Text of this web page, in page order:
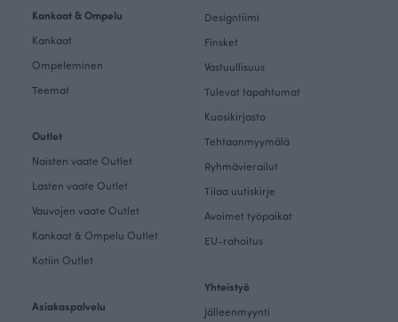
Kankaat & Ompelu
Kankaat
Ompeleminen
Teemat
Outlet
Naisten vaate Outlet
Lasten vaate Outlet
Vauvojen vaate Outlet
Kankaat & Ompelu Outlet
Kotiin Outlet
Asiakaspalvelu
Designtiimi
Finsket
Vastuullisuus
Tulevat tapahtumat
Kuosikirjasto
Tehtaanmyymälä
Ryhmävierailut
Tilaa uutiskirje
Avoimet työpaikat
EU-rahoitus
Yhteistyö
Jälleenmyynti